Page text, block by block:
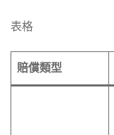
表格
賠償類型